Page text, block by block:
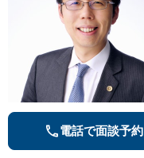
電話で面談予約